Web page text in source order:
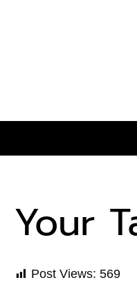
Your
Post Views: 569